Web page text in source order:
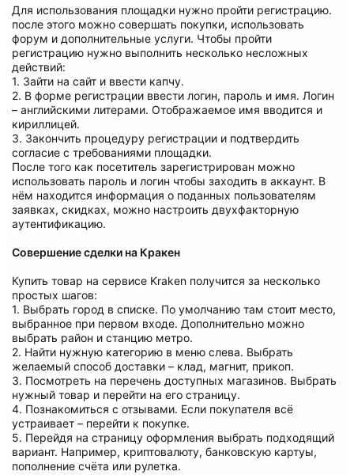
Для использования площадки нужно пройти регистрацию.
после этого можно совершать покупки, использовать
форум и дополнительные услуги. Чтобы пройти
регистрацию нужно выполнить несколько несложных
действий:
1. Зайти на сайт и ввести капчу.
2. В форме регистрации ввести логин, пароль и имя. Логин
– английскими литерами. Отображаемое имя вводится и
кириллицей.
3. Закончить процедуру регистрации и подтвердить
согласие с требованиями площадки.
После того как посетитель зарегистрирован можно
использовать пароль и логин чтобы заходить в аккаунт. В
нём находится информация о поданных пользователям
заявках, скидках, можно настроить двухфакторную
аутентификацию.
Совершение сделки на Кракен
Купить товар на сервисе Kraken получится за несколько
простых шагов:
1. Выбрать город в списке. По умолчанию там стоит место,
выбранное при первом входе. Дополнительно можно
выбрать район и станцию метро.
2. Найти нужную категорию в меню слева. Выбрать
желаемый способ доставки – клад, магнит, прикоп.
3. Посмотреть на перечень доступных магазинов. Выбрать
нужный товар и перейти на его страницу.
4. Познакомиться с отзывами. Если покупателя всё
устраивает – перейти к покупке.
5. Перейдя на страницу оформления выбрать подходящий
вариант. Например, криптовалюту, банковскую картуы,
пополнение счёта или рулетка.